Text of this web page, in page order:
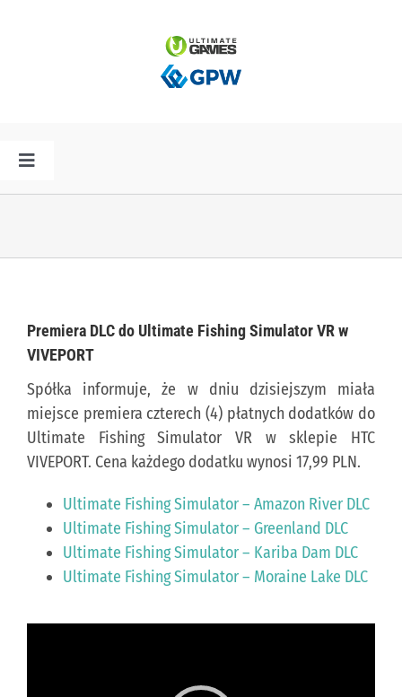
Toggle
Navigation
PLAN PREMIER
SPÓŁKA
KONTAKT
PUBLISHING (EN)
Premiera DLC do Ultimate Fishing Simulator VR w
VIVEPORT
Spółka informuje, że w dniu dzisiejszym miała
miejsce premiera czterech (4) płatnych dodatków do
Ultimate Fishing Simulator VR w sklepie HTC
VIVEPORT. Cena każdego dodatku wynosi 17,99 PLN.
Ultimate Fishing Simulator – Amazon River DLC
Ultimate Fishing Simulator – Greenland DLC
Ultimate Fishing Simulator – Kariba Dam DLC
Ultimate Fishing Simulator – Moraine Lake DLC